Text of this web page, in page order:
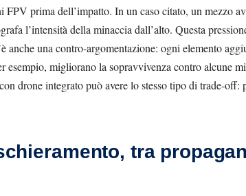
prima dell’impatto. In un caso citato, un mezzo
l’intensità della minaccia dall’alto. Questa
anche una contro-argomentazione: ogni elemento
migliorano la sopravvivenza contro alcune
drone integrato può avere lo stesso tipo di trade-off:
tra